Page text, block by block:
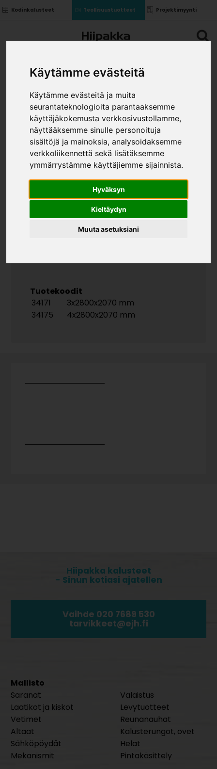
Käytämme evästeitä
Käytämme evästeitä ja muita
seurantateknologioita parantaaksemme
käyttäjäkokemusta verkkosivustollamme,
näyttääksemme sinulle personoituja
sisältöjä ja mainoksia, analysoidaksemme
verkkoliikennettä sekä lisätäksemme
ymmärrystämme käyttäjiemme sijainnista.
Hyväksyn
Kieltäydyn
Muuta asetuksiani
Kodinkalusteet Teollisuustuotteet Projektimyynti
TAUSTALEVY K101 VALK. 1-
PUOL.
Teollisuustuotteet» Levytuotteet »
Kovalevyt ja
taustalevyt» Taustalevy K101 valk. 1-puol.
KOKO
Lähin värisävy:
Tuotekoodit
34171
3x2800x2070 mm
34175
4x2800x2070 mm
Hiipakka kalusteet
- Sinun kotiasi ajatellen
Vaihde 020 7689 530
tarvikkeet@ejh.fi
Mallisto
Saranat
Laatikot ja kiskot
Vetimet
Altaat
Sähköpöydät
Mekanismit
Valaistus
Levytuotteet
Reunanauhat
Kalusterungot, ovet
Helat
Pintakäsittely